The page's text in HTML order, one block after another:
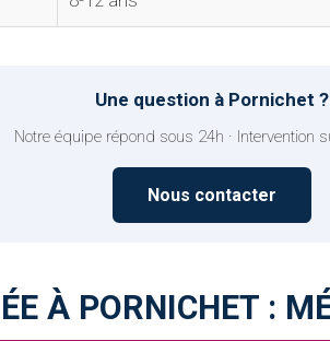
Une question à Pornichet ?
Notre équipe répond sous 24h · Intervention
Nous contacter
À PORNICHET :